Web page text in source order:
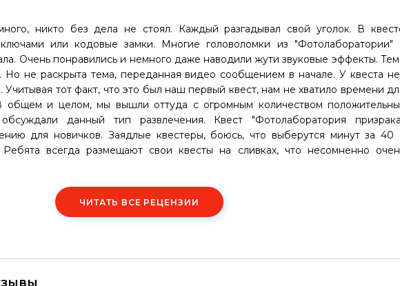
никто без дела не стоял. Каждый разгадывал свой уголок. В
или кодовые замки. Многие головоломки из "Фотолаборатории"
Очень понравились и немного даже наводили жути звуковые эффекты.
Но не раскрыта тема, переданная видео сообщением в начале. У квеста
Учитывая тот факт, что это был наш первый квест, нам не хватило времени
общем и целом, мы вышли оттуда с огромным количеством
данный тип развлечения. Квест "Фотолаборатория
для новичков. Заядлые квестеры, боюсь, что выберутся минут за 40
всегда размещают свои квесты на сливках, что несомненно
ЧИТАТЬ ВСЕ РЕЦЕНЗИИ